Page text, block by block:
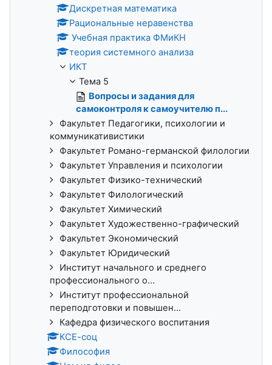
Дискретная математика
Рациональные неравенства
Учебная практика ФМиКН
теория системного анализа
ИКТ
Тема 5
Вопросы и задания для
самоконтроля к самоучителю п...
Факультет Педагогики, психологии и
коммуникативистики
Факультет Романо-германской филологии
Факультет Управления и психологии
Факультет Физико-технический
Факультет Филологический
Факультет Химический
Факультет Художественно-графический
Факультет Экономический
Факультет Юридический
Институт начального и среднего
профессионального о...
Институт профессиональной
переподготовки и повышен...
Кафедра физического воспитания
КСЕ-соц
Философия